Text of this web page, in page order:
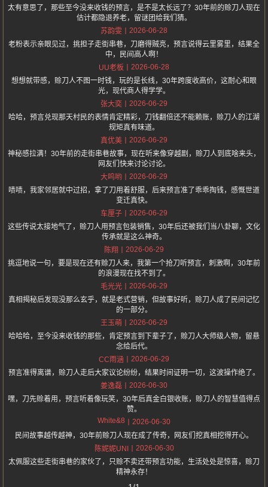
太有意思了，那些至今没来收钱的预言，是不是太长远了？30年前的赊刀人现在
估计都隐退养老，留谜团给我们猜。
苏韵雯
2026-06-28
老粉表示亲眼见过，挑担子走街串巷，刀磨得贼亮，预言说得云里雾里，结果全
中，民间高人啊！
UU老板
2026-06-28
想想就带感，赊刀人不图一时钱，玩的是长线，30年跨度收高价，这耐心和眼
光，现代商人得学学。
张大奕
2026-06-29
哈哈，预言兑现那天村民的表情肯定精彩，刀钱翻倍还不能赖账，赊刀人的江湖
规矩真有味道。
真优美
2026-06-29
神秘感拉满！30年前的走街串巷故事，现在听来像穿越剧，赊刀人到底啥来头，
网友们快来讨论讨论。
大呜哟
2026-06-29
啧啧，我家邻居就中过招，拿了刀用着舒服，后来预言准了乖乖掏钱，感慨世道
变迁真快。
车厘子
2026-06-29
这些传说太接地气了，赊刀人用预言包装销售，30年后还被我们当八卦聊，文化
传承就是这么神奇。
陈翔
2026-06-29
挑逗地说一句，要是现在还有赊刀人来，我第一个抢刀听预言，刺激啊，30年前
的浪漫现在找不到了。
毛光光
2026-06-29
真相揭秘后发现没那么玄乎，就是老式营销，但故事好听，赊刀人成了民间记忆
的一部分。
王玉萌
2026-06-29
哈哈哈，至今没来收钱的那些，肯定预言到下辈子了，赊刀人大师级人物，留悬
念给后代。
CC雨涵
2026-06-29
预言准得离谱，赊刀人走后大家议论纷纷，结果时间证明一切，这波操作绝了。
姜逸磊
2026-06-30
嘿，刀先赊着用，预言听着像玩笑，30年后真金白银收账，赊刀人的智慧值得点
赞。
White&8
2026-06-30
民间故事越传越神，30年前赊刀人现在成了传奇，网友们挖真相挖得开心。
陈妮妮UNI
2026-06-30
太佩服这些走街串巷的家伙了，只赊不卖还带预言功能，生活处处是惊喜，赊刀
精神永存！